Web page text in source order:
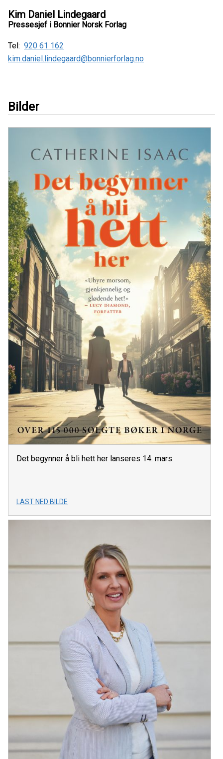
Kim Daniel Lindegaard
Pressesjef i Bonnier Norsk Forlag
Tel: 920 61 162
kim.daniel.lindegaard@bonnierforlag.no
Bilder
Det begynner å bli hett her lanseres 14. mars.
LAST NED BILDE